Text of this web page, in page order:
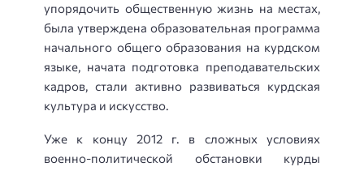
упорядочить общественную жизнь на местах,
была утверждена образовательная программа
начального общего образования на курдском
языке, начата подготовка преподавательских
кадров, стали активно развиваться курдская
культура и искусство.
Уже к концу 2012 г. в сложных условиях
военно-политической обстановки курды